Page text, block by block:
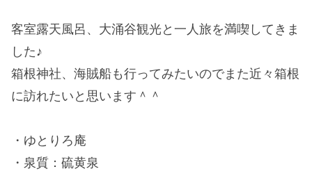
客室露天風呂、大涌谷観光と一人旅を満喫してきま
した♪
箱根神社、海賊船も行ってみたいのでまた近々箱根
に訪れたいと思います＾＾
・ゆとりろ庵
・泉質：硫黄泉